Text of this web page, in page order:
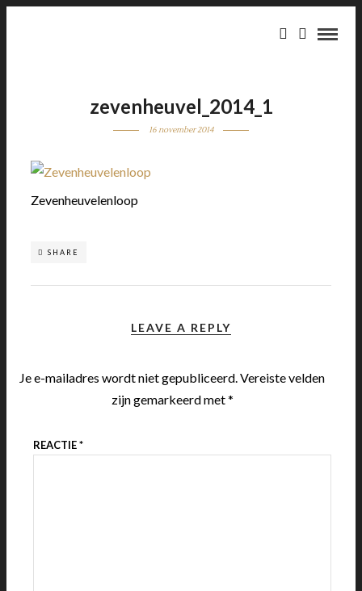
zevenheuvel_2014_1
16 november 2014
Zevenheuvelenloop
SHARE
LEAVE A REPLY
Je e-mailadres wordt niet gepubliceerd.Vereiste velden
zijn gemarkeerd met*
REACTIE*